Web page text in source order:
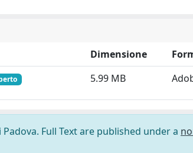
Dimensione
5.99 MB
Full Text are published under a